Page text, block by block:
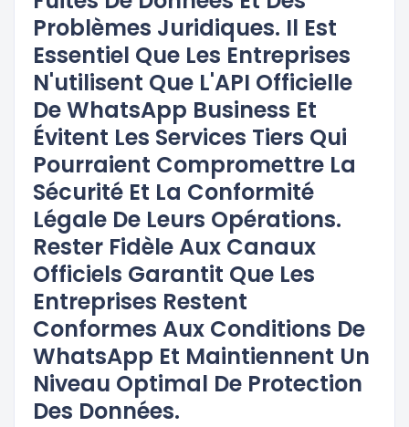
Problèmes Juridiques. Il Est
Essentiel Que Les Entreprises
N'utilisent Que L'API Officielle
De WhatsApp Business Et
Évitent Les Services Tiers Qui
Pourraient Compromettre La
Sécurité Et La Conformité
Légale De Leurs Opérations.
Rester Fidèle Aux Canaux
Officiels Garantit Que Les
Entreprises Restent
Conformes Aux Conditions De
WhatsApp Et Maintiennent Un
Niveau Optimal De Protection
Des Données.